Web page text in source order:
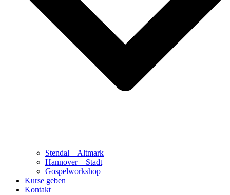
Stendal – Altmark
Hannover – Stadt
Gospelworkshop
Kurse geben
Kontakt